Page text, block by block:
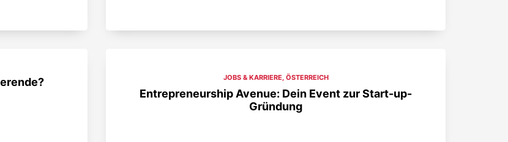
JOBS & KARRIERE, ÖSTERREICH
Entrepreneurship Avenue: Dein Event zur Start-up-
Gründung